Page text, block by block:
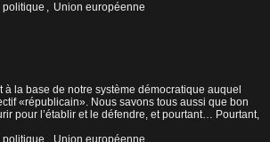
politique , Union européenne
la base de notre système démocratique auquel
«républicain». Nous savons tous aussi que bon
pour l’établir et le défendre, et pourtant… Pourtant,
politique , Union européenne